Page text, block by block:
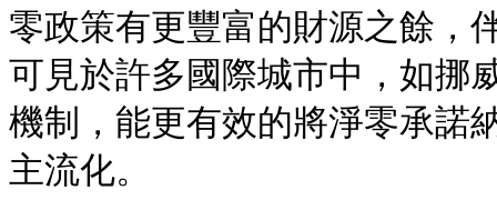
零政策有更豐富的財源之餘，
可見於許多國際城市中，如挪
機制，能更有效的將淨零承諾